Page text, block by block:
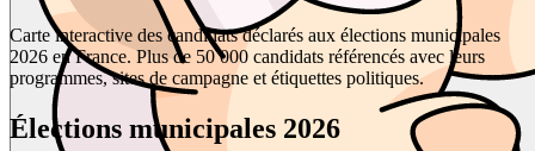
Carte interactive des candidats déclarés aux élections municipales
2026 en France. Plus de 50 000 candidats référencés avec leurs
programmes, sites de campagne et étiquettes politiques.
Élections municipales 2026